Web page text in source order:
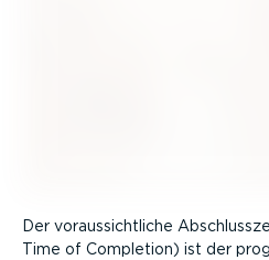
Der voraus­sicht­liche
Time of Completion) ist der